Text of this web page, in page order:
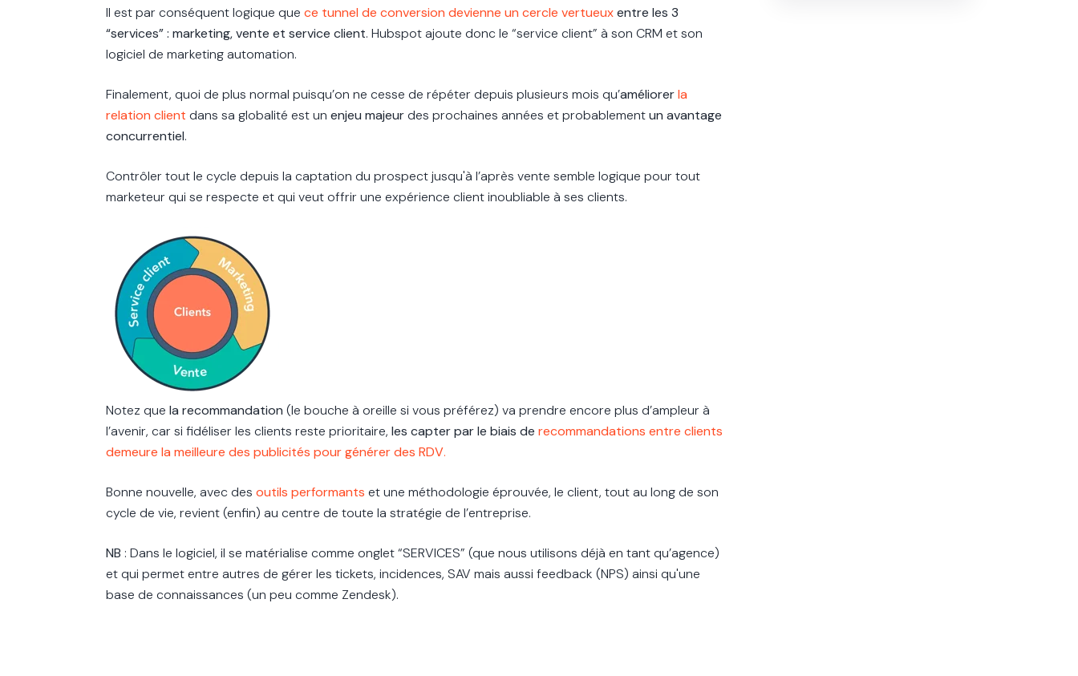
Il est par conséquent logique que ce tunnel de conversion devienne un cercle vertueuxentre les 3
“services” : marketing, vente et service client. Hubspot ajoute donc le “service client” à son CRM et son
logiciel de marketing automation.
Finalement, quoi de plus normal puisqu’on ne cesse de répéter depuis plusieurs mois qu’améliorerla
relation client dans sa globalité est un enjeu majeurdes prochaines années et probablementun avantage
concurrentiel.
Contrôler tout le cycle depuis la captation du prospect jusqu'à l’après vente semble logique pour tout
marketeur qui se respecte et qui veut offrir une expérience client inoubliable à ses clients.
Notez que la recommandation (le bouche à oreille si vous préférez) va prendre encore plus d’ampleur à
l’avenir, car si fidéliser les clients reste prioritaire, les capter par le biais de recommandations entre clients
demeure la meilleure des publicités pour générer des RDV.
Bonne nouvelle, avec des outils performants et une méthodologie éprouvée, le client, tout au long de son
cycle de vie, revient (enfin) au centre de toute la stratégie de l’entreprise.
NB : Dans le logiciel, il se matérialise comme onglet “SERVICES” (que nous utilisons déjà en tant qu’agence)
et qui permet entre autres de gérer les tickets, incidences, SAV mais aussi feedback (NPS) ainsi qu'une
base de connaissances (un peu comme Zendesk).